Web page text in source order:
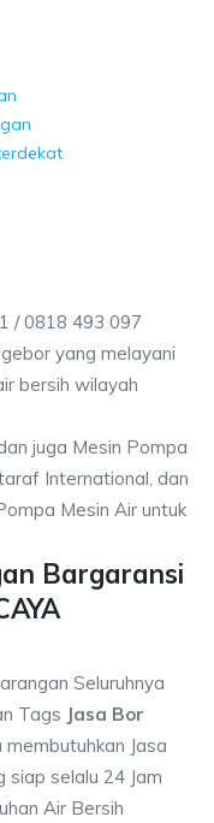
/ 0818 493 097
yang melayani
bersih wilayah
juga Mesin Pompa
International, dan
Mesin Air untuk
Bargaransi
Seluruhnya
Tags Jasa Bor
Jasa
siap selalu 24 Jam
Air Bersih